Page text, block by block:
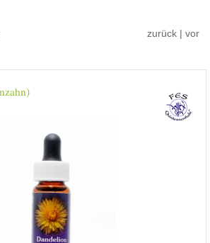
zurück | vor